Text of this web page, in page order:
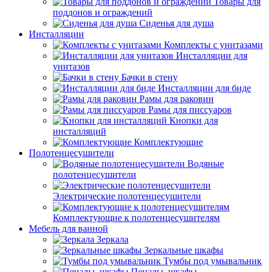
поддонов и ограждений
Сиденья для душа
Инсталляции
Комплекты с унитазами
Инсталляции для
унитазов
Бачки в стену
Инсталляции для биде
Рамы для раковин
Рамы для писсуаров
Кнопки для
инсталляций
Комплектующие
Полотенцесушители
Водяные
полотенцесушители
Электрические полотенцесушители
Комплектующие к полотенцесушителям
Мебель для ванной
Зеркала
Зеркальные шкафы
Тумбы под умывальник